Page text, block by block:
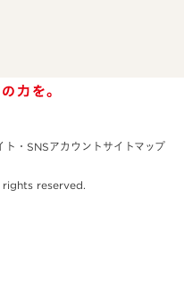
ト・SNSアカウントサイトマップ
reserved.